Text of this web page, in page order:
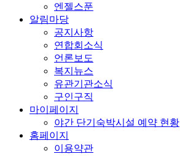
엔젤스푼
알림마당
공지사항
연합회소식
언론보도
복지뉴스
유관기관소식
구인구직
마이페이지
야간 단기숙박시설 예약 현황
홈페이지
이용약관